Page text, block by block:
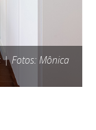
Fotos: Mônica